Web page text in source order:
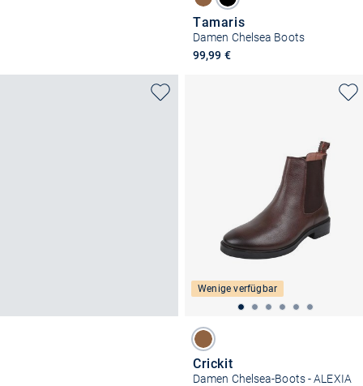
Tamaris
Damen Chelsea Boots
99,99 €
Wenige verfügbar
Crickit
Damen Chelsea-Boots - ALEXIA